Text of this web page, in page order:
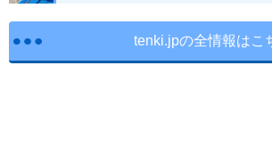
tenki.jpの全情報はこ